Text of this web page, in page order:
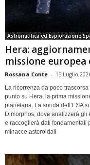
Astronautica ed Esplorazione
Hera:
missione
Rossana Conte - 15 Luglio
La ricorrenza da poco trascorsa
punto su Hera, la prima
planetaria. La sonda dell’ESA
Dimorphos, dove analizzerà gli
e raccoglierà dati fondamentali
minacce asteroidali